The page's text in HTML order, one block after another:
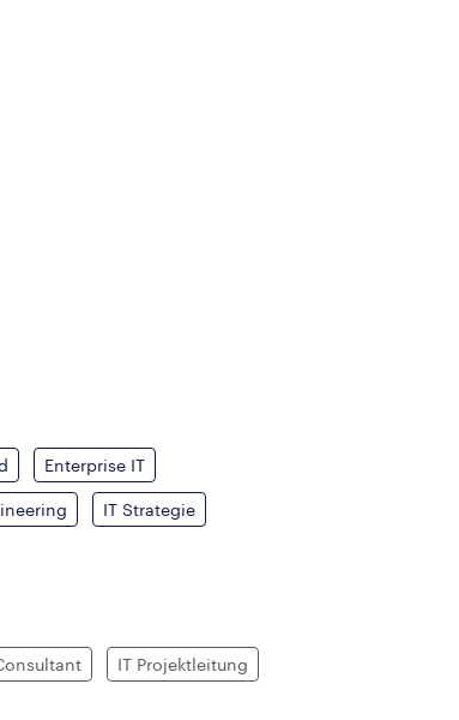
Enterprise IT
IT Strategie
IT Projektleitung